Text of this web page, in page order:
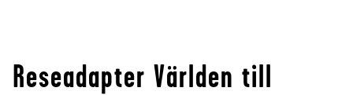
Reseadapter Världen till